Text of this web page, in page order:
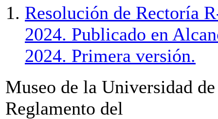
Resolución de Rectoría
2024. Publicado en
2024. Primera versión.
Museo de la Universidad
Reglamento del